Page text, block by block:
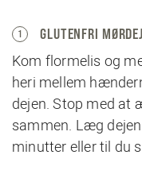
1 GLUTENFRI MØRDEJ
Kom flormelis og
heri mellem
dejen. Stop med at
sammen. Læg
minutter eller til du